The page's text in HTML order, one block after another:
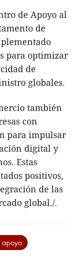
de Apoyo al
de
para optimizar
de
globales.
también
con
para impulsar
digital y
Estas
positivos,
de las
global./.
apoyo